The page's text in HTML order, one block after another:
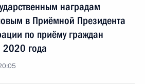
наградам
в Приёмной Президента
по приёму граждан
года